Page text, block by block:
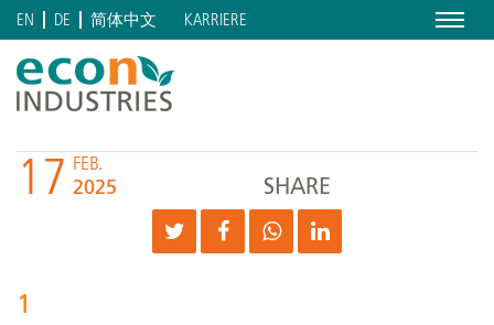
Menu
EN DE 简体中文 KARRIERE
17 FEB.
2025 SHARE
1